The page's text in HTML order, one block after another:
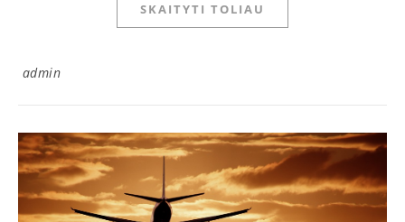
SKAITYTI TOLIAU
admin